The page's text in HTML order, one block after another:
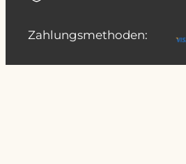
Zahlungsmethoden: